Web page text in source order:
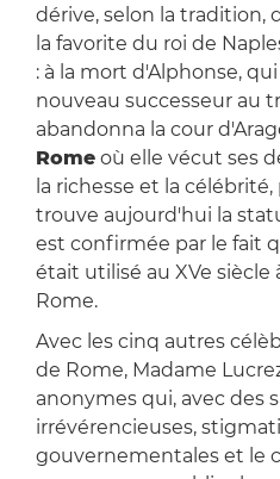
dérive, selon la tradition,
la favorite du roi de
: à la mort d'Alphonse,
nouveau successeur au
abandonna la cour
Romeoù elle vécut ses
la richesse et la
trouve aujourd'hui la
est confirmée par le fait
était utilisé au XVe siècle
Rome.
Avec les cinq autres
de Rome, Madame
anonymes qui, avec des
irrévérencieuses,
gouvernementales et le